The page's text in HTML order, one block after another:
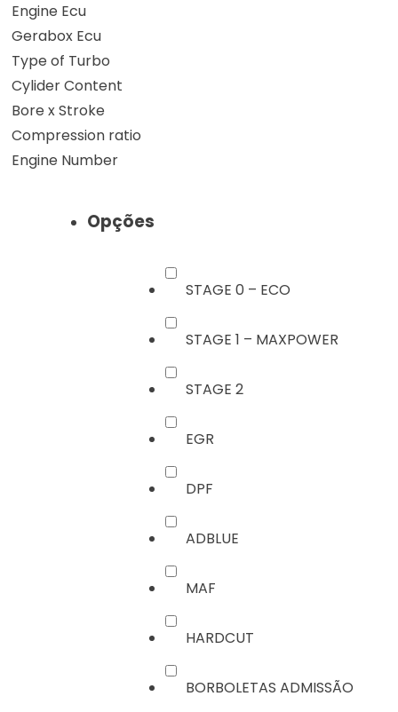
Engine Ecu
Gerabox Ecu
Type of Turbo
Cylider Content
Bore x Stroke
Compression ratio
Engine Number
Opções
STAGE 0 – ECO
STAGE 1 – MAXPOWER
STAGE 2
EGR
DPF
ADBLUE
MAF
HARDCUT
BORBOLETAS ADMISSÃO